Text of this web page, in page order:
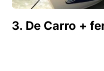
3. De Carro +